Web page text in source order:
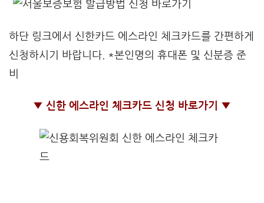
하단 링크에서 신한카드 에스라인 체크카드를 간편하게
신청하시기 바랍니다. *본인명의 휴대폰 및 신분증 준
비
▼ 신한 에스라인 체크카드 신청 바로가기 ▼